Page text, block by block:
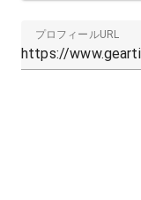
プロフィールURL